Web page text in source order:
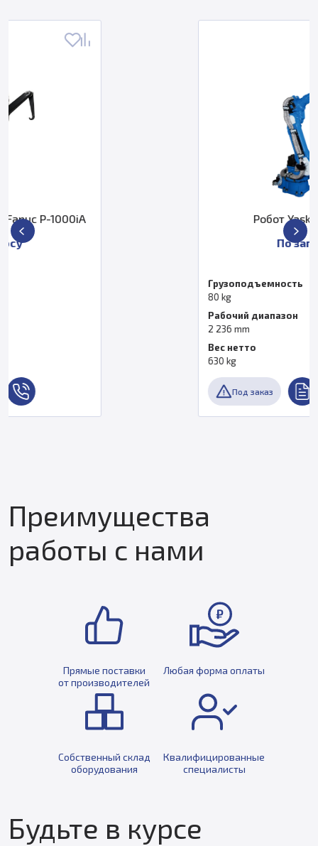
Робот Yaskawa SP80
Преимущества
работы с нами
Прямые поставки
от производителей
Любая форма оплаты
Собственный склад
оборудования
Квалифицированные
специалисты
Будьте в курсе